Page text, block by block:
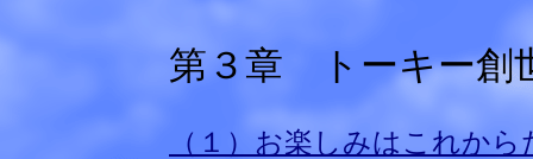
第３章 トーキー創
（１）お楽しみはこれか